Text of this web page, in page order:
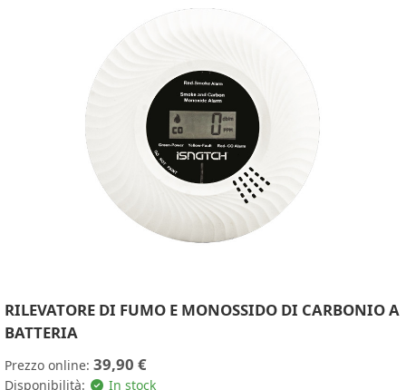
RILEVATORE DI FUMO E MONOSSIDO DI CARBONIO A
BATTERIA
Prezzo online: 39,90 €
Disponibilità: In stock